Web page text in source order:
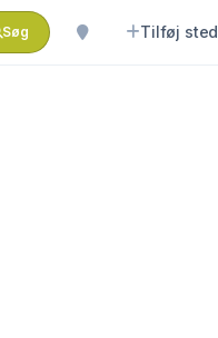
Søg Tilføj sted